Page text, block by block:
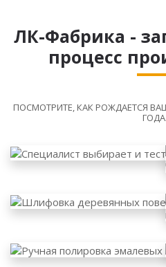
ЛК-Фабрика -
процесс
ПОСМОТРИТЕ, КАК РОЖДАЕТСЯ
ГОДА.